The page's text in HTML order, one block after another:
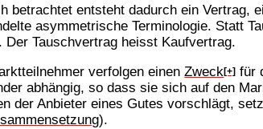
betrachtet entsteht dadurch ein Vertrag,
asymmetrische Terminologie. Statt
Der Tauschvertrag heisst Kaufvertrag.
verfolgen einenZweck[+] für
abhängig, so dass sie sich auf den
der Anbieter eines Gutes vorschlägt,
).